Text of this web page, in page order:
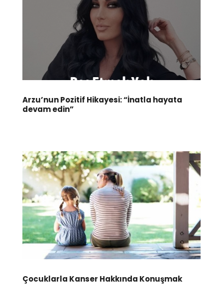
Arzu’nun Pozitif Hikayesi: “İnatla hayata
devam edin”
Çocuklarla Kanser Hakkında Konuşmak